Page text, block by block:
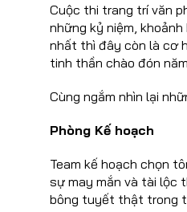
Cuộc thi trang trí văn
những kỷ niệm,
nhất thì đây còn là cơ
tinh thần chào đón
Cùng ngắm nhìn lại
Phòng Kế hoạch
Team kế hoạch chọn
sự may mắn và tài lộc
bông tuyết thật trong